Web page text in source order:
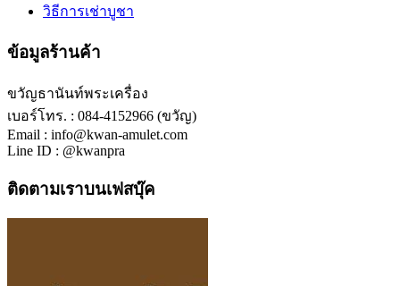
วิธีการเช่าบูชา
ข้อมูลร้านค้า
ขวัญธานันท์พระเครื่อง
เบอร์โทร. : 084-4152966 (ขวัญ)
Email : info@kwan-amulet.com
Line ID : @kwanpra
ติดตามเราบนเฟสบุ๊ค